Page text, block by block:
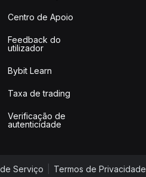
Centro de Apoio
Feedback do
utilizador
Bybit Learn
Taxa de trading
Verificação de
autenticidade
Serviço Termos de Privacidade